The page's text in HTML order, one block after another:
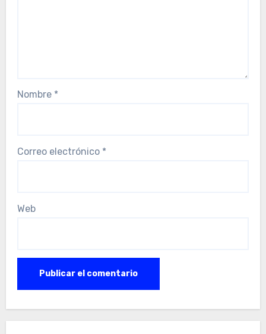
Nombre *
Correo electrónico *
Web